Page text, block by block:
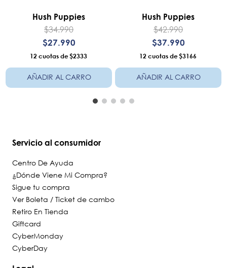
Hush Puppies
$34.990
$27.990
12 $2333
AÑADIR AL CARRO
Hush Puppies
$42.990
$37.990
12 $3166
AÑADIR AL CARRO
Servicio al consumidor
Centro De Ayuda
¿Dónde Viene Mi Compra?
Sigue tu compra
Ver Boleta / Ticket de cambo
Retiro En Tienda
Giftcard
CyberMonday
CyberDay